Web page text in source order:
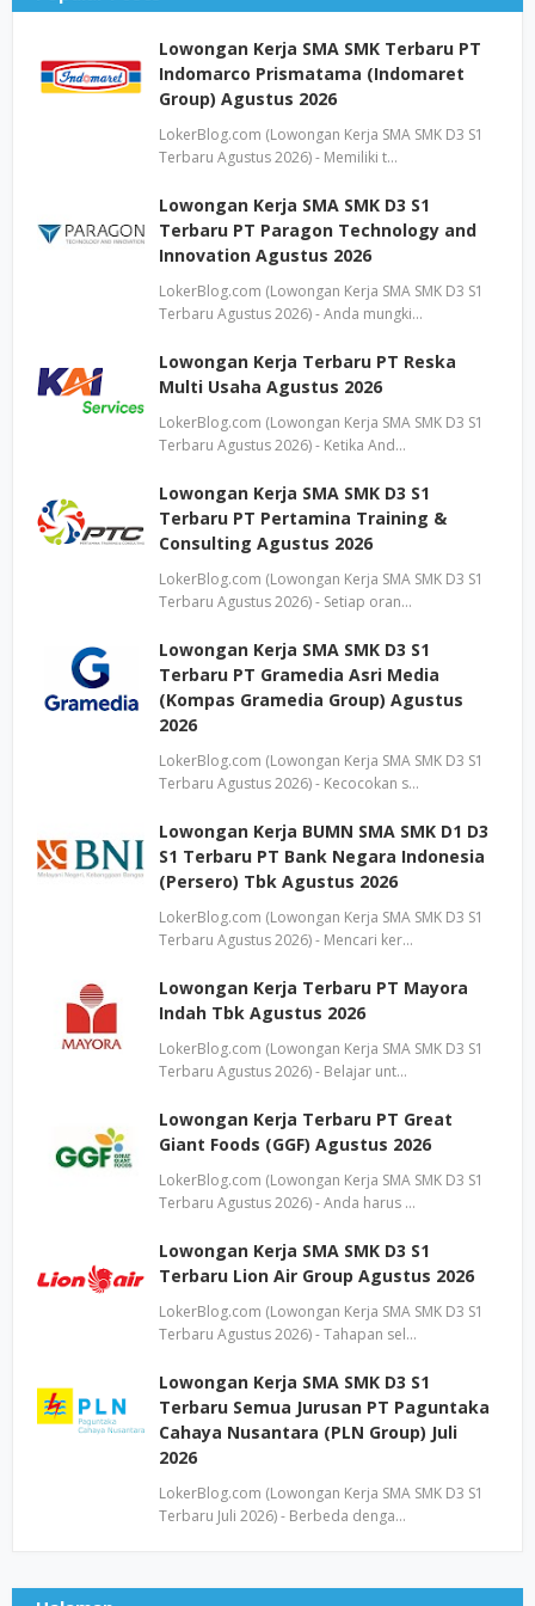
Lowongan Kerja SMA SMK Terbaru PT
Indomarco Prismatama (Indomaret
Group) Agustus 2026
LokerBlog.com (Lowongan Kerja SMA SMK D3 S1
Terbaru Agustus 2026) - Memiliki t…
Lowongan Kerja SMA SMK D3 S1
Terbaru PT Paragon Technology and
Innovation Agustus 2026
LokerBlog.com (Lowongan Kerja SMA SMK D3 S1
Terbaru Agustus 2026) - Anda mungki…
Lowongan Kerja Terbaru PT Reska
Multi Usaha Agustus 2026
LokerBlog.com (Lowongan Kerja SMA SMK D3 S1
Terbaru Agustus 2026) - Ketika And…
Lowongan Kerja SMA SMK D3 S1
Terbaru PT Pertamina Training &
Consulting Agustus 2026
LokerBlog.com (Lowongan Kerja SMA SMK D3 S1
Terbaru Agustus 2026) - Setiap oran…
Lowongan Kerja SMA SMK D3 S1
Terbaru PT Gramedia Asri Media
(Kompas Gramedia Group) Agustus
2026
LokerBlog.com (Lowongan Kerja SMA SMK D3 S1
Terbaru Agustus 2026) - Kecocokan s…
Lowongan Kerja BUMN SMA SMK D1 D3
S1 Terbaru PT Bank Negara Indonesia
(Persero) Tbk Agustus 2026
LokerBlog.com (Lowongan Kerja SMA SMK D3 S1
Terbaru Agustus 2026) - Mencari ker…
Lowongan Kerja Terbaru PT Mayora
Indah Tbk Agustus 2026
LokerBlog.com (Lowongan Kerja SMA SMK D3 S1
Terbaru Agustus 2026) - Belajar unt…
Lowongan Kerja Terbaru PT Great
Giant Foods (GGF) Agustus 2026
LokerBlog.com (Lowongan Kerja SMA SMK D3 S1
Terbaru Agustus 2026) - Anda harus …
Lowongan Kerja SMA SMK D3 S1
Terbaru Lion Air Group Agustus 2026
LokerBlog.com (Lowongan Kerja SMA SMK D3 S1
Terbaru Agustus 2026) - Tahapan sel…
Lowongan Kerja SMA SMK D3 S1
Terbaru Semua Jurusan PT Paguntaka
Cahaya Nusantara (PLN Group) Juli
2026
LokerBlog.com (Lowongan Kerja SMA SMK D3 S1
Terbaru Juli 2026) - Berbeda denga…